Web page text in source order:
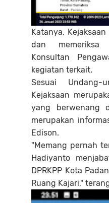
Katanya,
dan memeriksa
Konsultan
kegiatan terkait.
Sesuai Undang-
Kejaksaan
yang berwenang
merupakan
Edison.
"Memang pernah
Hadiyanto
DPRKPP Kota
Ruang Kajari,"